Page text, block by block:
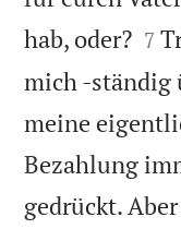
hab, oder?
7
mich -ständig
meine
Bezahlung
gedrückt.